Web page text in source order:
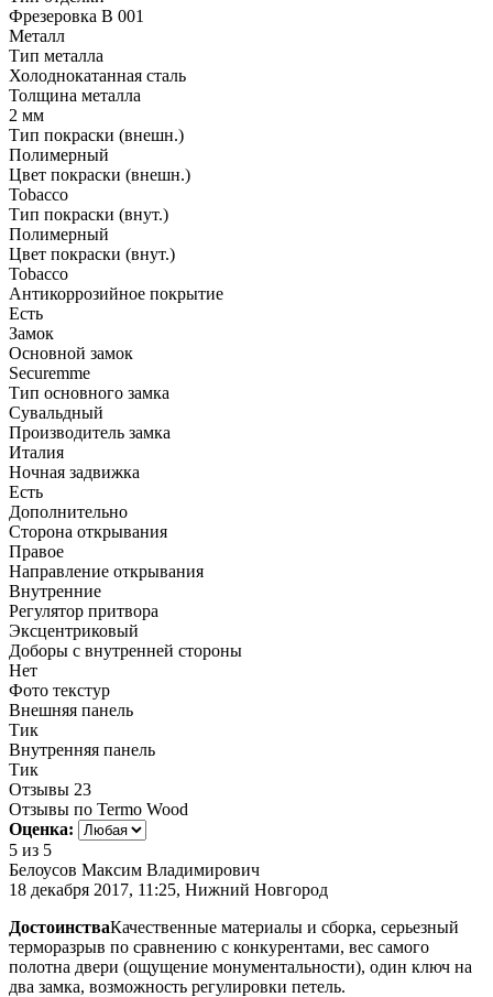
Фрезеровка B 001
Металл
Тип металла
Холоднокатанная сталь
Толщина металла
2 мм
Тип покраски (внешн.)
Полимерный
Цвет покраски (внешн.)
Tobacco
Тип покраски (внут.)
Полимерный
Цвет покраски (внут.)
Tobacco
Антикоррозийное покрытие
Есть
Замок
Основной замок
Securemme
Тип основного замка
Сувальдный
Производитель замка
Италия
Ночная задвижка
Есть
Дополнительно
Сторона открывания
Правое
Направление открывания
Внутренние
Регулятор притвора
Эксцентриковый
Доборы с внутренней стороны
Нет
Фото текстур
Внешняя панель
Тик
Внутренняя панель
Тик
Отзывы 23
Отзывы по Termo Wood
Оценка:
5 из 5
Белоусов Максим Владимирович
18 декабря 2017, 11:25, Нижний Новгород
ДостоинстваКачественные материалы и сборка, серьезный
терморазрыв по сравнению с конкурентами, вес самого
полотна двери (ощущение монументальности), один ключ на
два замка, возможность регулировки петель.